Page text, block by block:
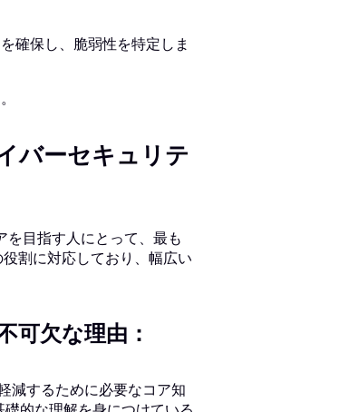
確保し、脆弱性を特定しま
バーセキュリテ
目指す人にとって、最も
割に対応しており、幅広い
可欠な理由：
減するために必要なコア知